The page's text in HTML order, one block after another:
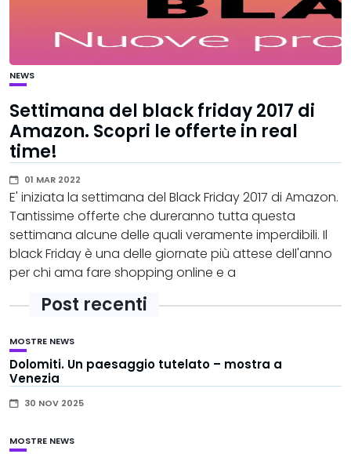
NEWS
Settimana del black friday 2017 di
Amazon. Scopri le offerte in real
time!
01 MAR 2022
E' iniziata la settimana del Black Friday 2017 di Amazon.
Tantissime offerte che dureranno tutta questa
settimana alcune delle quali veramente imperdibili. Il
black Friday è una delle giornate più attese dell'anno
per chi ama fare shopping online e a
Post recenti
MOSTRE NEWS
Dolomiti. Un paesaggio tutelato – mostra a
Venezia
30 NOV 2025
MOSTRE NEWS